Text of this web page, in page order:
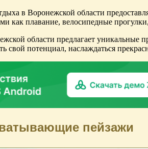
в Воронежской области
как плавание, велосипедные
области предлагает
свой потенциал, наслаждаться
пейзажи